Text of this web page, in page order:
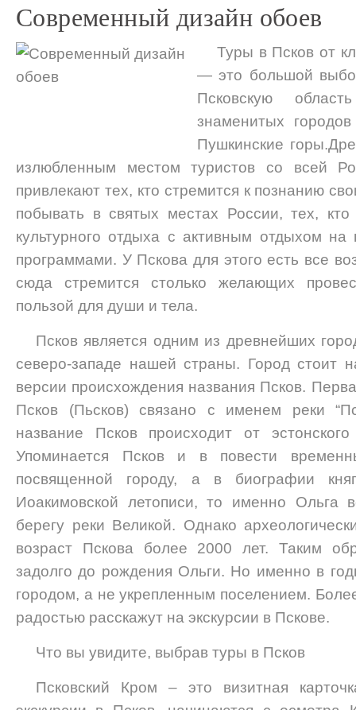
Современный дизайн обоев
Туры в Псков от
— это большой
Псковскую
знаменитых
Пушкинские
излюбленным местом туристов со
привлекают тех, кто стремится к познанию
побывать в святых местах России, тех,
культурного отдыха с активным отдыхом
программами. У Пскова для этого есть все
сюда стремится столько желающих
пользой для души и тела.
Псков является одним из древнейших
северо-западе нашей страны. Город стоит
версии происхождения названия Псков.
Псков (Пьсков) связано с именем реки
название Псков происходит от
Упоминается Псков и в повести
посвященной городу, а в биографии
Иоакимовской летописи, то именно Ольга
берегу реки Великой. Однако
возраст Пскова более 2000 лет. Таким
задолго до рождения Ольги. Но именно в
городом, а не укрепленным поселением.
радостью расскажут на экскурсии в Пскове.
Что вы увидите, выбрав туры в Псков
Псковский Кром – это визитная